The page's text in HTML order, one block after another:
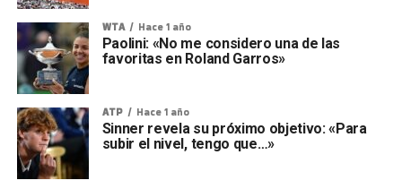
WTA Hace 1 año
Paolini: «No me considero una de las
favoritas en Roland Garros»
ATP Hace 1 año
Sinner revela su próximo objetivo: «Para
subir el nivel, tengo que…»